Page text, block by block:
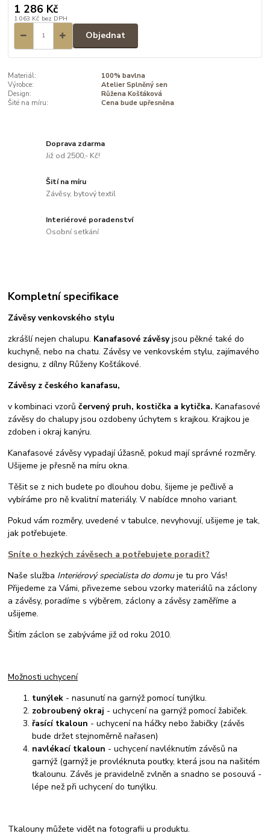
1 286 Kč
1 063 Kč bez DPH
Objednat
Materiál:
100% bavlna
Výrobce:
Atelier Splněný sen
Design:
Růžena Košťáková
Šité na míru:
Cena bude upřesněna
Doprava zdarma
Již od 2500,- Kč!
Šití na míru
Závěsy, bytový textil
Interiérové poradenství
Osobní setkání
Kompletní specifikace
Závěsy venkovského stylu
zkrášlí nejen chalupu. Kanafasové závěsyjsou pěkné také do
kuchyně, nebo na chatu. Závěsy ve venkovském stylu, zajímavého
designu, z dílny Růženy Košťákové.
Závěsy z českého kanafasu,
v kombinaci vzorůčervený pruh, kostička a kytička.Kanafasové
závěsy do chalupy jsou ozdobeny úchytem s krajkou. Krajkou je
zdoben i okraj kanýru.
Kanafasové závěsy vypadají úžasně, pokud mají správné rozměry.
Ušijeme je přesně na míru okna.
Těšit se z nich budete po dlouhou dobu, šijeme je pečlivě a
vybíráme pro ně kvalitní materiály. V nabídce mnoho variant.
Pokud vám rozměry, uvedené v tabulce, nevyhovují, ušijeme je tak,
jak potřebujete.
Sníte o hezkých závěsech a potřebujete poradit?
Naše služba Interiérový specialista do domuje tu pro Vás!
Přijedeme za Vámi, přivezeme sebou vzorky materiálů na záclony
a závěsy, poradíme s výběrem, záclony a závěsy zaměříme a
ušijeme.
Šitím záclon se zabýváme již od roku 2010.
Možnosti uchycení
tunýlek - nasunutí na garnýž pomocí tunýlku.
zobroubený okraj - uchycení na garnýž pomocí žabiček.
řasící tkaloun - uchycení na háčky nebo žabičky (závěs
bude držet stejnoměrně nařasen)
navlékací tkaloun - uchycení navléknutím závěsů na
garnýž (garnýž je provléknuta poutky, která jsou na našitém
tkalounu. Závěs je pravidelně zvlněn a snadno se posouvá -
lépe než při uchycení do tunýlku.
Tkalouny můžete vidět na fotografii u produktu.